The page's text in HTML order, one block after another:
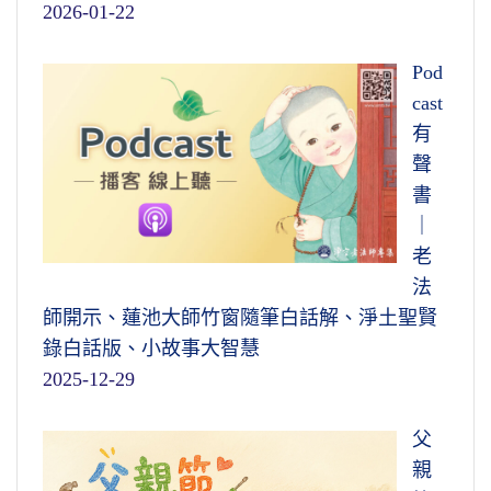
2026-01-22
Pod
cast
有
聲
書
老
法
師開示、蓮池大師竹窗隨筆白話解、淨土聖賢
錄白話版、小故事大智慧
2025-12-29
父
親